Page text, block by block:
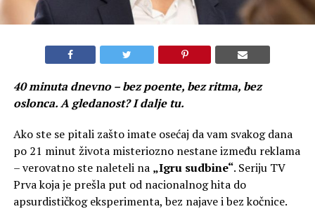
40 minuta dnevno – bez poente, bez ritma, bez
oslonca. A gledanost? I dalje tu.
Ako ste se pitali zašto imate osećaj da vam svakog dana
po 21 minut života misteriozno nestane između reklama
– verovatno ste naleteli na „Igru sudbine“. Seriju TV
Prva koja je prešla put od nacionalnog hita do
apsurdističkog eksperimenta, bez najave i bez kočnice.